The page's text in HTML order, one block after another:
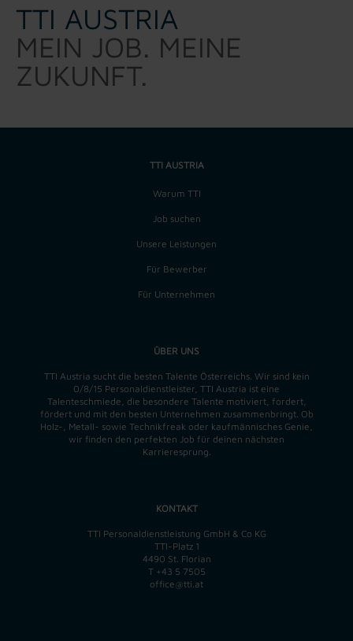
TTI AUSTRIA
MEIN JOB. MEINE
ZUKUNFT.
TTI AUSTRIA
Warum TTI
Job suchen
Unsere Leistungen
Für Bewerber
Für Unternehmen
ÜBER UNS
TTI Austria sucht die besten Talente Österreichs. Wir sind kein
0/8/15 Personaldienstleister, TTI Austria ist eine
Talenteschmiede, die besondere Talente motiviert, fordert,
fördert und mit den besten Unternehmen zusammenbringt. Ob
Holz-, Metall- sowie Technikfreak oder kaufmännisches Genie,
wir finden den perfekten Job für deinen nächsten
Karrieresprung.
KONTAKT
TTI Personaldienstleistung GmbH & Co KG
TTI-Platz 1
4490 St. Florian
T +43 5 7505
office@tti.at